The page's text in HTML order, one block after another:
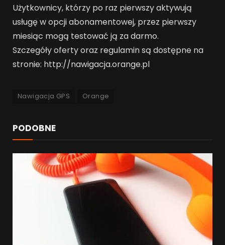
Użytkownicy, którzy po raz pierwszy aktywują
usługę w opcji abonamentowej, przez pierwszy
miesiąc mogą testować ją za darmo.
Szczegóły oferty oraz regulamin są dostępne na
stronie: http://nawigacja.orange.pl
Nawigacja GPS Orange
PODOBNE